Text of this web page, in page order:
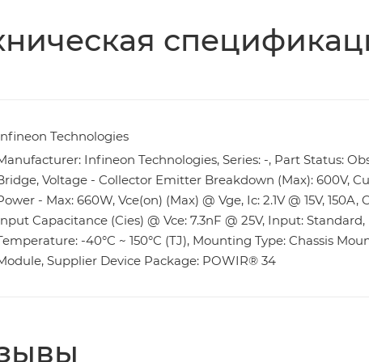
Technologies
Infineon Technologies, Series: -, Part Status:
Voltage - Collector Emitter Breakdown (Max): 600V,
- Max: 660W, Vce(on) (Max) @ Vge, Ic: 2.1V @ 15V,
Capacitance (Cies) @ Vce: 7.3nF @ 25V, Input:
-40°C ~ 150°C (TJ), Mounting Type: Chassis
Supplier Device Package: POWIR® 34